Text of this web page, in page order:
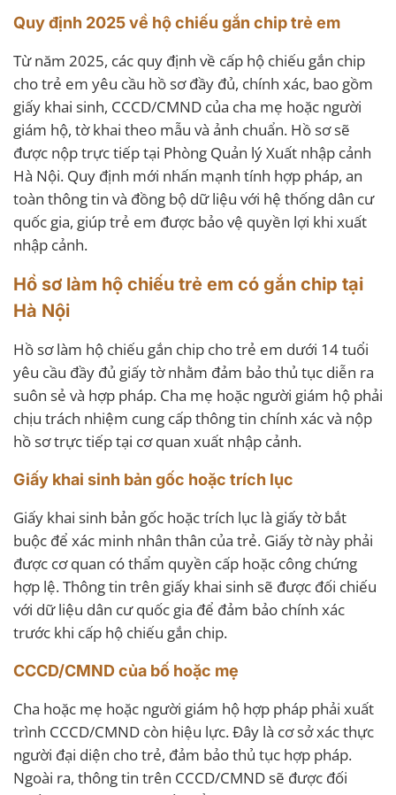
Quy định 2025 về hộ chiếu gắn chip trẻ em
Từ năm 2025, các quy định về cấp hộ chiếu gắn chip
cho trẻ em yêu cầu hồ sơ đầy đủ, chính xác, bao gồm
giấy khai sinh, CCCD/CMND của cha mẹ hoặc người
giám hộ, tờ khai theo mẫu và ảnh chuẩn. Hồ sơ sẽ
được nộp trực tiếp tại Phòng Quản lý Xuất nhập cảnh
Hà Nội. Quy định mới nhấn mạnh tính hợp pháp, an
toàn thông tin và đồng bộ dữ liệu với hệ thống dân cư
quốc gia, giúp trẻ em được bảo vệ quyền lợi khi xuất
nhập cảnh.
Hồ sơ làm hộ chiếu trẻ em có gắn chip tại
Hà Nội
Hồ sơ làm hộ chiếu gắn chip cho trẻ em dưới 14 tuổi
yêu cầu đầy đủ giấy tờ nhằm đảm bảo thủ tục diễn ra
suôn sẻ và hợp pháp. Cha mẹ hoặc người giám hộ phải
chịu trách nhiệm cung cấp thông tin chính xác và nộp
hồ sơ trực tiếp tại cơ quan xuất nhập cảnh.
Giấy khai sinh bản gốc hoặc trích lục
Giấy khai sinh bản gốc hoặc trích lục là giấy tờ bắt
buộc để xác minh nhân thân của trẻ. Giấy tờ này phải
được cơ quan có thẩm quyền cấp hoặc công chứng
hợp lệ. Thông tin trên giấy khai sinh sẽ được đối chiếu
với dữ liệu dân cư quốc gia để đảm bảo chính xác
trước khi cấp hộ chiếu gắn chip.
CCCD/CMND của bố hoặc mẹ
Cha hoặc mẹ hoặc người giám hộ hợp pháp phải xuất
trình CCCD/CMND còn hiệu lực. Đây là cơ sở xác thực
người đại diện cho trẻ, đảm bảo thủ tục hợp pháp.
Ngoài ra, thông tin trên CCCD/CMND sẽ được đối